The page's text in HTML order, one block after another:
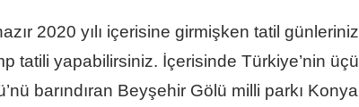
2020 yılı içerisine girmişken tatil günleriniz
tatili yapabilirsiniz. İçerisinde Türkiye’nin
barındıran Beyşehir Gölü milli parkı